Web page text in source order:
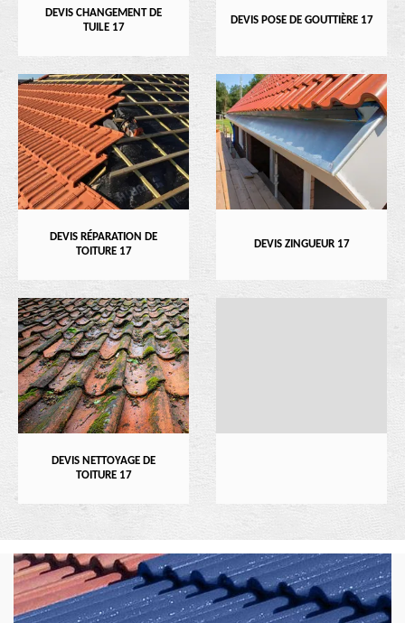
DEVIS CHANGEMENT DE
TUILE 17
DEVIS POSE DE GOUTTIÈRE 17
DEVIS RÉPARATION DE
TOITURE 17
DEVIS ZINGUEUR 17
DEVIS NETTOYAGE DE
TOITURE 17